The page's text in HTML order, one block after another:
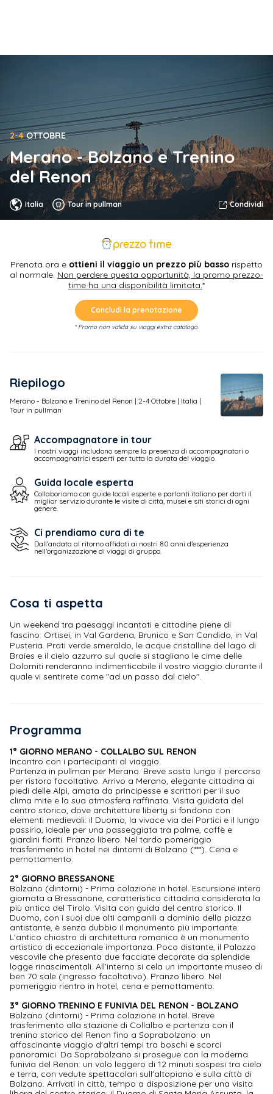
2-4OTTOBRE
Merano - Bolzano e Trenino
del Renon
Italia Tour in pullman Condividi
Prenota ora e ottieni il viaggio un prezzo più basso rispetto
al normale. Non perdere questa opportunità, la promo prezzo-
time ha una disponibilità limitata. *
Concludi la prenotazione
* Promo non valida su viaggi extra catalogo.
Riepilogo
Merano - Bolzano e Trenino del Renon | 2-4 Ottobre | Italia |
Tour in pullman
Accompagnatore in tour
I nostri viaggi includono sempre la presenza di accompagnatori o
accompagnatrici esperti per tutta la durata del viaggio.
Guida locale esperta
Collaboriamo con guide locali esperte e parlanti italiano per darti il
miglior servizio durante le visite di città, musei e siti storici di ogni
genere.
Ci prendiamo cura di te
Dall’andata al ritorno affidati ai nostri 80 anni d’esperienza
nell’organizzazione di viaggi di gruppo.
Cosa ti aspetta
Un weekend tra paesaggi incantati e cittadine piene di
fascino: Ortisei, in Val Gardena, Brunico e San Candido, in Val
Pusteria. Prati verde smeraldo, le acque cristalline del lago di
Braies e il cielo azzurro sul quale si stagliano le cime delle
Dolomiti renderanno indimenticabile il vostro viaggio durante il
quale vi sentirete come "ad un passo dal cielo".
Programma
1° GIORNO MERANO - COLLALBO SUL RENON
Incontro con i partecipanti al viaggio.
Partenza in pullman per Merano. Breve sosta lungo il percorso
per ristoro facoltativo. Arrivo a Merano, elegante cittadina ai
piedi delle Alpi, amata da principesse e scrittori per il suo
clima mite e la sua atmosfera raffinata. Visita guidata del
centro storico, dove architetture liberty si fondono con
elementi medievali: il Duomo, la vivace via dei Portici e il lungo
passirio, ideale per una passeggiata tra palme, caffè e
giardini fioriti. Pranzo libero. Nel tardo pomeriggio
trasferimento in hotel nei dintorni di Bolzano (***). Cena e
pernottamento.
2° GIORNO BRESSANONE
Bolzano (dintorni) - Prima colazione in hotel. Escursione intera
giornata a Bressanone, caratteristica cittadina considerata la
più antica del Tirolo. Visita con guida del centro storico. Il
Duomo, con i suoi due alti campanili a dominio della piazza
antistante, è senza dubbio il monumento più importante.
L'antico chiostro di architettura romanica è un monumento
artistico di eccezionale importanza. Poco distante, il Palazzo
vescovile che presenta due facciate decorate da splendide
logge rinascimentali. All'interno si cela un importante museo di
ben 70 sale (ingresso facoltativo). Pranzo libero. Nel
pomeriggio rientro in hotel, cena e pernottamento.
3° GIORNO TRENINO E FUNIVIA DEL RENON - BOLZANO
Bolzano (dintorni) - Prima colazione in hotel. Breve
trasferimento alla stazione di Collalbo e partenza con il
trenino storico del Renon fino a Soprabolzano: un
affascinante viaggio d'altri tempi tra boschi e scorci
panoramici. Da Soprabolzano si prosegue con la moderna
funivia del Renon: un volo leggero di 12 minuti sospesi tra cielo
e terra, con vedute spettacolari sull'altopiano e sulla città di
Bolzano. Arrivati in città, tempo a disposizione per una visita